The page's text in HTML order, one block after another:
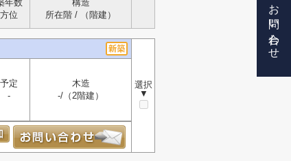
年数
方位
構造
所在階 / （階建）
選択
▼
予定
-
木造
-/（2階建）
お問い合わせ